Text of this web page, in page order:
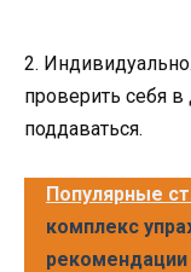
2.
проверить себя
поддаваться.
Популярные
комплекс